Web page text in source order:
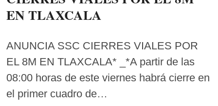
EN TLAXCALA
ANUNCIA SSC CIERRES VIALES POR
EL 8M EN TLAXCALA* _*A partir de las
08:00 horas de este viernes habrá cierre en
el primer cuadro de…